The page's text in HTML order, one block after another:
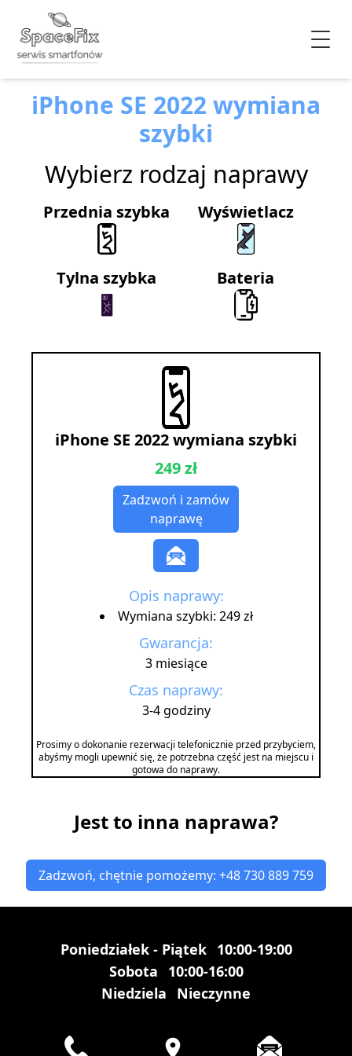
iPhone SE 2022 wymiana
szybki
Wybierz rodzaj naprawy
Przednia szybka Wyświetlacz
Tylna szybka Bateria
iPhone SE 2022 wymiana szybki
249 zł
Zadzwoń i zamów
naprawę
Opis naprawy:
Wymiana szybki: 249 zł
Gwarancja:
3 miesiące
Czas naprawy:
3-4 godziny
Prosimy o dokonanie rezerwacji telefonicznie przed przybyciem,
abyśmy mogli upewnić się, że potrzebna część jest na miejscu i
gotowa do naprawy.
Jest to inna naprawa?
Zadzwoń, chętnie pomożemy: +48 730 889 759
Poniedziałek - Piątek 10:00-19:00
Sobota
10:00-16:00
Niedziela
Nieczynne